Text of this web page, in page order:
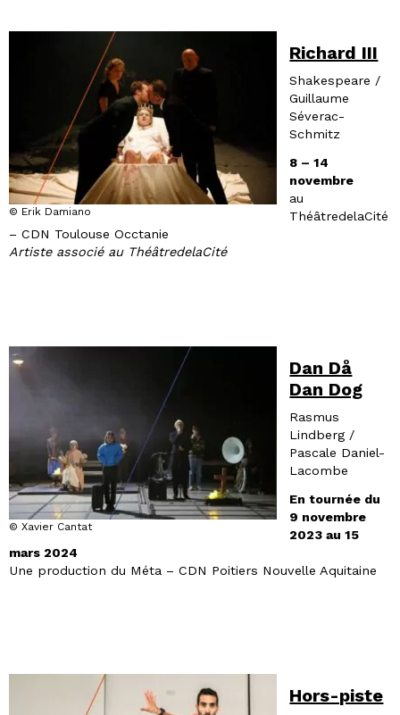
© Erik Damiano
Richard III
Shakespeare /
Guillaume
Séverac-
Schmitz
8 – 14
novembre
au
ThéâtredelaCité
– CDN Toulouse Occtanie
Artiste associé au ThéâtredelaCité
© Xavier Cantat
Dan Då
Dan Dog
Rasmus
Lindberg /
Pascale Daniel-
Lacombe
En tournée du
9 novembre
2023 au 15
mars 2024
Une production du Méta – CDN Poitiers Nouvelle Aquitaine
Hors-piste